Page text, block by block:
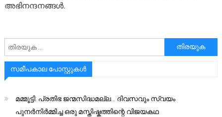
അഭിനന്ദനങ്ങൾ.
അനേഷിക്കുക
സമീപകാല പോസ്റ്റുകൾ
മമ്മൂട്ടി: പ്രതിഭ ജന്മസിദ്ധമല്ല… ദിവസവും സ്വയം
പുനർനിർമ്മിച്ച ഒരു മസ്തിഷ്കത്തിന്റെ വിജയകഥ